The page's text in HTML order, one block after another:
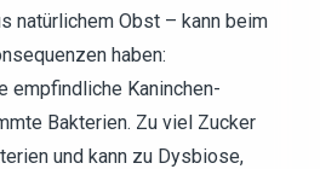
natürlichem Obst – kann beim
haben:
empfindliche Kaninchen-
Bakterien. Zu viel Zucker
und kann zu Dysbiose,